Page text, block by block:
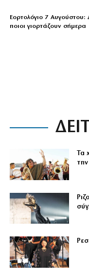
Εορτολόγιο 7 Αυγούστου:
ποιοι γιορτάζουν σήμερα
Τα